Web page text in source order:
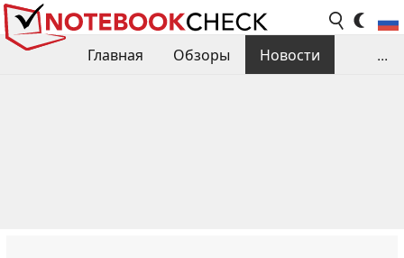
Главная Обзоры
Новости
...